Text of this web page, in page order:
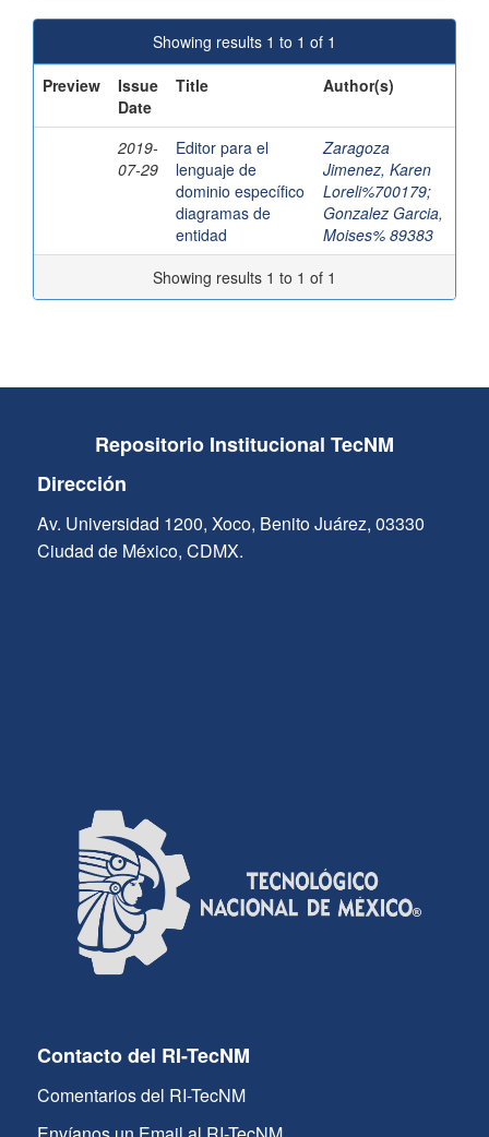
Showing results 1 to 1 of 1
Preview
Issue
Date
Title Author(s)
2019-
07-29
Editor para el
lenguaje de
dominio específico
diagramas de
entidad
Zaragoza
Jimenez, Karen
Loreli%700179;
Gonzalez Garcia,
Moises% 89383
Showing results 1 to 1 of 1
Repositorio Institucional TecNM
Dirección
Av. Universidad 1200, Xoco, Benito Juárez, 03330
Ciudad de México, CDMX.
Contacto del RI-TecNM
Comentarios del RI-TecNM